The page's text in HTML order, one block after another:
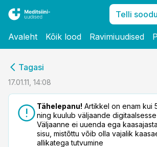
Telli
Avaleht Kõik lood Ravimiuudised
Tagasi
17.01.11, 14:08
Tähelepanu! Artikkel on enam kui
ning kuulub väljaande digitaalsesse
Väljaanne ei uuenda ega
sisu, mistõttu võib olla vajalik
allikatega tutvumine